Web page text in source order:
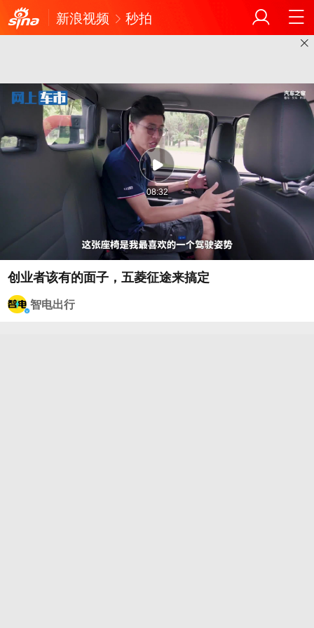
新浪视频 秒拍
08:32
创业者该有的面子，五菱征途来搞定
智电出行